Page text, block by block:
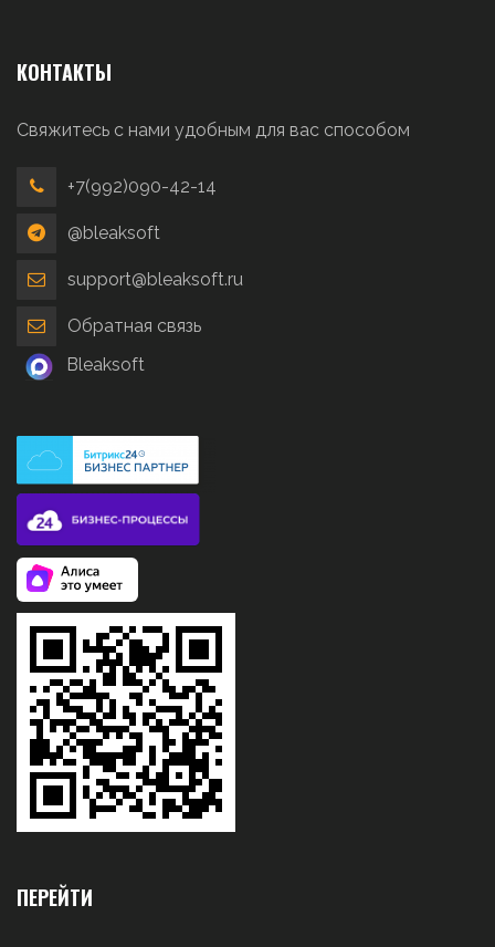
КОНТАКТЫ
Свяжитесь с нами удобным для вас способом
+7(992)090-42-14
@bleaksoft
support@bleaksoft.ru
Обратная связь
Bleaksoft
ПЕРЕЙТИ